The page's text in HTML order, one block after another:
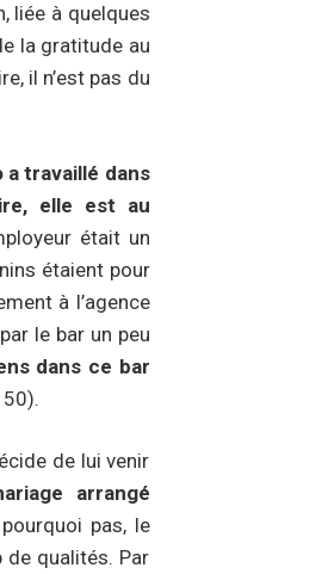
liée à quelques
la gratitude au
il n’est pas du
a travaillé dans
elle est au
était un
étaient pour
à l’agence
le bar un peu
dans ce bar
50).
de lui venir
arrangé
pas, le
de qualités. Par